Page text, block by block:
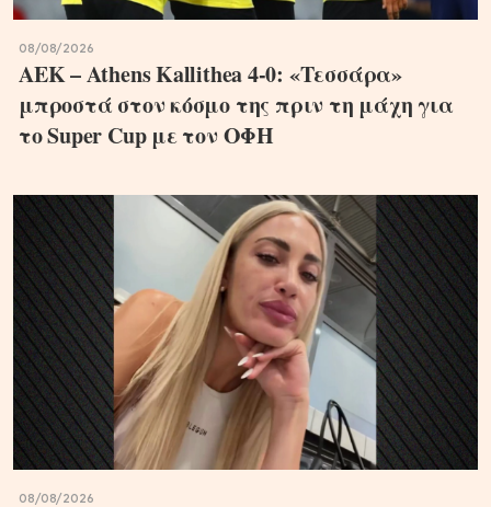
08/08/2026
ΑΕΚ – Athens Kallithea 4-0: «Τεσσάρα»
μπροστά στον κόσμο της πριν τη μάχη για
το Super Cup με τον ΟΦΗ
08/08/2026